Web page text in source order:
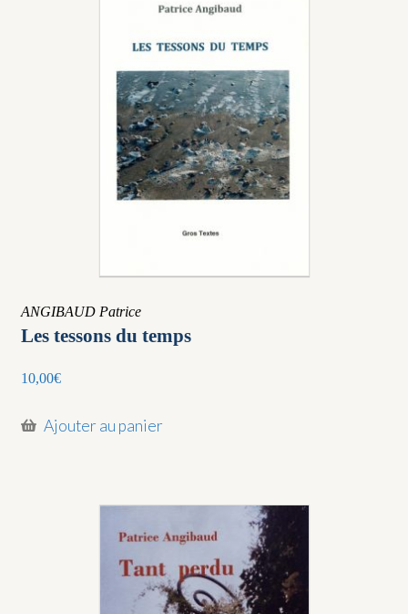
ANGIBAUD Patrice
Les tessons du temps
10,00€
Ajouter au panier